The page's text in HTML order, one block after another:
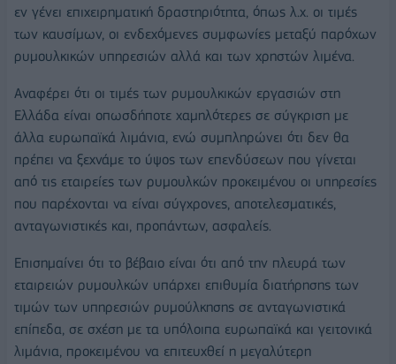
εν γένει επιχειρηματική δραστηριότητα, όπως λ.χ. οι τιμές
των καυσίμων, οι ενδεχόμενες συμφωνίες μεταξύ παρόχων
ρυμουλκικών υπηρεσιών αλλά και των χρηστών λιμένα.
Αναφέρει ότι οι τιμές των ρυμουλκικών εργασιών στη
Ελλάδα είναι οπωσδήποτε χαμηλότερες σε σύγκριση με
άλλα ευρωπαϊκά λιμάνια, ενώ συμπληρώνει ότι δεν θα
πρέπει να ξεχνάμε το ύψος των επενδύσεων που γίνεται
από τις εταιρείες των ρυμουλκών προκειμένου οι υπηρεσίες
που παρέχονται να είναι σύγχρονες, αποτελεσματικές,
ανταγωνιστικές και, προπάντων, ασφαλείς.
Επισημαίνει ότι το βέβαιο είναι ότι από την πλευρά των
εταιρειών ρυμουλκών υπάρχει επιθυμία διατήρησης των
τιμών των υπηρεσιών ρυμούλκησης σε ανταγωνιστικά
επίπεδα, σε σχέση με τα υπόλοιπα ευρωπαϊκά και γειτονικά
λιμάνια, προκειμένου να επιτευχθεί η μεγαλύτερη